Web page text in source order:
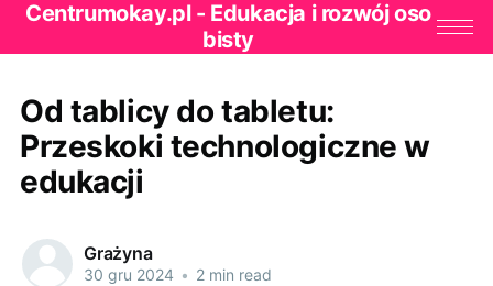
Centrumokay.pl - Edukacja i rozwój oso
bisty
Od tablicy do tabletu:
Przeskoki technologiczne w
edukacji
Grażyna
30 gru 2024 • 2 min read